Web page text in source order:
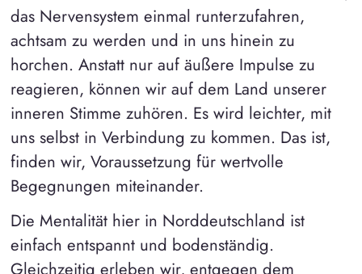
das Nervensystem einmal runterzufahren,
achtsam zu werden und in uns hinein zu
horchen. Anstatt nur auf äußere Impulse zu
reagieren, können wir auf dem Land unserer
inneren Stimme zuhören. Es wird leichter, mit
uns selbst in Verbindung zu kommen. Das ist,
finden wir, Voraussetzung für wertvolle
Begegnungen miteinander.
Die Mentalität hier in Norddeutschland ist
einfach entspannt und bodenständig.